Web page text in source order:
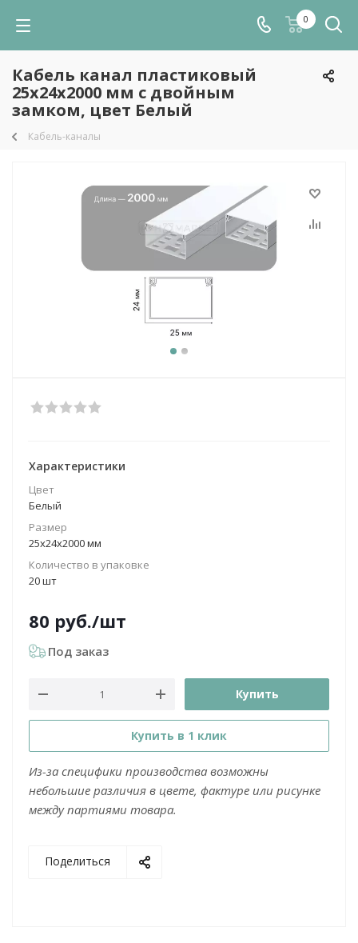
0
Кабель канал пластиковый
25х24х2000 мм с двойным
замком, цвет Белый
Кабель-каналы
Характеристики
Цвет
Белый
Размер
25х24х2000 мм
Количество в упаковке
20 шт
80 руб./шт
Под заказ
Купить
Купить в 1 клик
Из-за специфики производства возможны
небольшие различия в цвете, фактуре или рисунке
между партиями товара.
Поделиться